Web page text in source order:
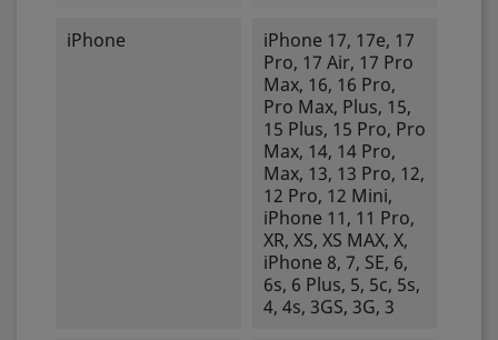
iPhone
iPhone 17, 17e, 17
Pro, 17 Air, 17 Pro
Max, 16, 16 Pro,
Pro Max, Plus, 15,
15 Plus, 15 Pro, Pro
Max, 14, 14 Pro,
Max, 13, 13 Pro, 12,
12 Pro, 12 Mini,
iPhone 11, 11 Pro,
XR, XS, XS MAX, X,
iPhone 8, 7, SE, 6,
6s, 6 Plus, 5, 5c, 5s,
4, 4s, 3GS, 3G, 3